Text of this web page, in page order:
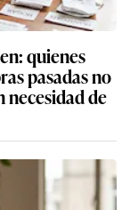
quienes
pasadas no
necesidad de